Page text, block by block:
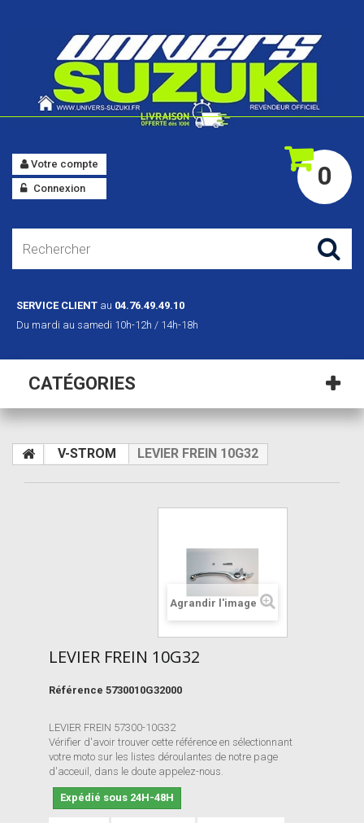
0
Votre compte
Connexion
SERVICE CLIENT au 04.76.49.49.10
Du mardi au samedi 10h-12h / 14h-18h
CATÉGORIES
V-STROM LEVIER FREIN 10G32
Agrandir l'image
LEVIER FREIN 10G32
Référence 5730010G32000
LEVIER FREIN 57300-10G32
Vérifier d'avoir trouver cette référence en sélectionnant
votre moto sur les listes déroulantes de notre page
d'acceuil, dans le doute appelez-nous.
Expédié sous 24H-48H